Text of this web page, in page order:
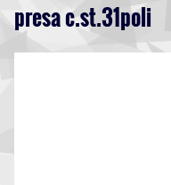
presa c.st.31poli